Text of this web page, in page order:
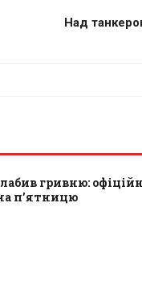
Над
гривню:
п’ятницю